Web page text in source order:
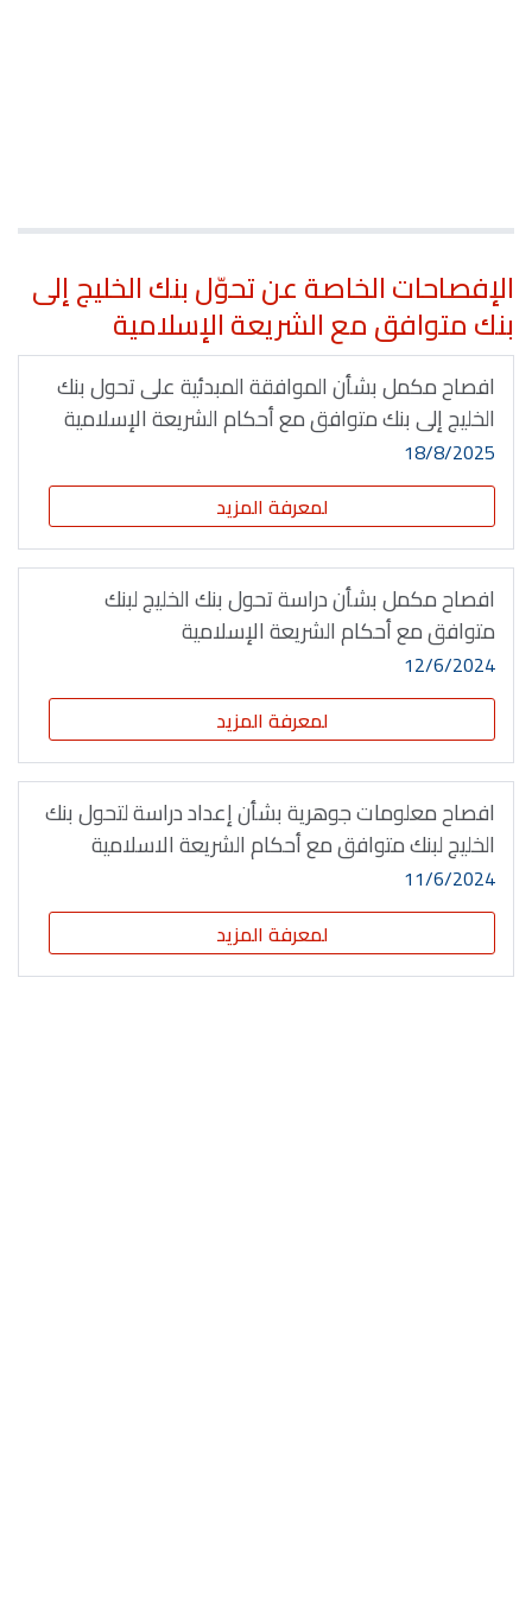
الإفصاحات الخاصة عن تحوّل بنك الخليج إلى
بنك متوافق مع الشريعة الإسلامية
افصاح مكمل بشأن الموافقة المبدئية على تحول بنك
الخليج إلى بنك متوافق مع أحكام الشريعة الإسلامية
18/8/2025
لمعرفة المزيد
افصاح مكمل بشأن دراسة تحول بنك الخليج لبنك
متوافق مع أحكام الشريعة الإسلامية
12/6/2024
لمعرفة المزيد
افصاح معلومات جوهرية بشأن إعداد دراسة لتحول بنك
الخليج لبنك متوافق مع أحكام الشريعة الاسلامية
11/6/2024
لمعرفة المزيد